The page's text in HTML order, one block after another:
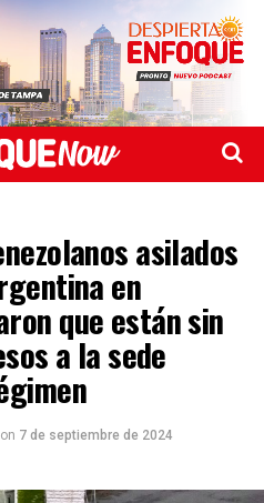
asilados
en
que están sin
a la sede
on 7 de septiembre de 2024